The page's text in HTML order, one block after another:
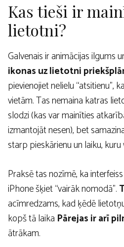
Kas tieši ir
lietotni?
Galvenais ir animācijas ilgums
ikonas uz lietotni
pievienojiet nelielu “atsitienu”,
vietām. Tas nemaina katras
slodzi (kas var mainīties
izmantojāt nesen), bet
starp pieskārienu un laiku,
Praksē tas nozīmē, ka
iPhone šķiet “vairāk nomodā”.
acīmredzams, kad ķēdē
kopš tā laika Pārejas ir arī
ātrākam.